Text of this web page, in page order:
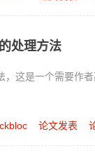
处理方法
这是一个需要作
论文发表